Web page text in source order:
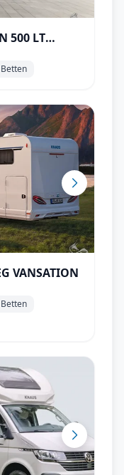
500 LT
Betten
VANSATION
Betten